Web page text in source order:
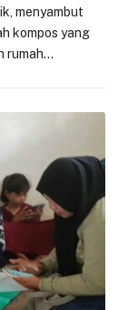
menyambut
kompos yang
rumah…